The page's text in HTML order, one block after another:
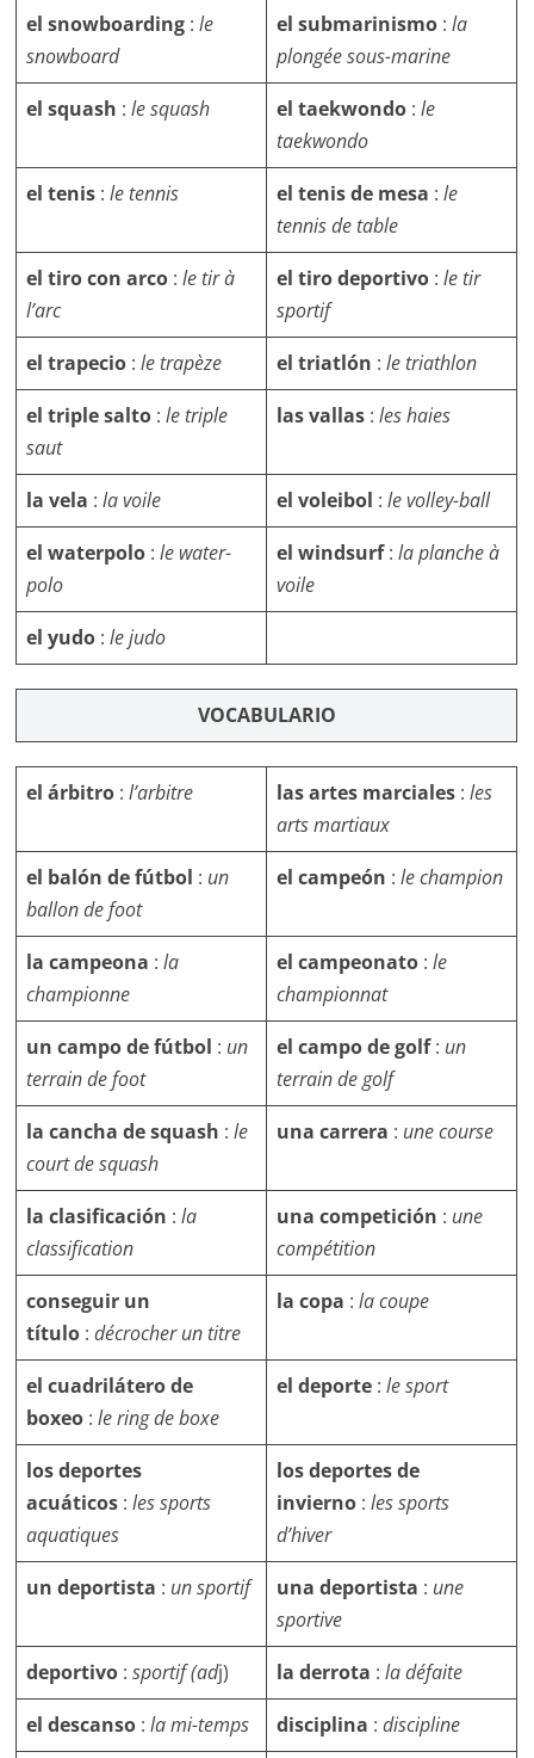
el snowboarding :le
snowboard
el submarinismo :la
plongée sous-marine
el squash :le squash el taekwondo :le
taekwondo
el tenis :le tennis el tenis de mesa :le
tennis de table
el tiro con arco :le tir à
l’arc
el tiro deportivo :le tir
sportif
el trapecio :le trapèze el triatlón :le triathlon
el triple salto :le triple
saut
las vallas :les haies
la vela :la voile el voleibol :le volley-ball
el waterpolo :le water-
polo
el windsurf:la planche à
voile
el yudo :le judo
VOCABULARIO
el árbitro :l’arbitre las artes marciales :les
arts martiaux
el balón de fútbol : un
ballon de foot
el campeón :le champion
la campeona :la
championne
el campeonato :le
championnat
un campo de fútbol : un
terrain de foot
el campo de golf: un
terrain de golf
la cancha de squash :le
court de squash
una carrera : une course
la clasificación :la
classification
una competición : une
compétition
conseguir un
título :décrocher un titre
la copa :la coupe
el cuadrilátero de
boxeo :le ring de boxe
el deporte :le sport
los deportes
acuáticos :les sports
aquatiques
los deportes de
invierno :les sports
d’hiver
un deportista : un sportif una deportista : une
sportive
deportivo :sportif (adj) la derrota :la défaite
el descanso :la mi-temps disciplina :discipline